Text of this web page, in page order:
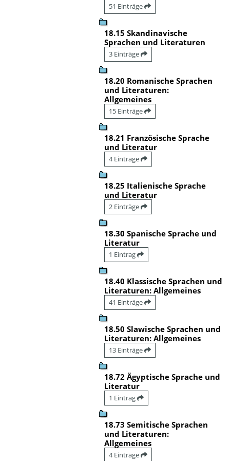
51 Einträge
18.15 Skandinavische
Sprachen und Literaturen
3 Einträge
18.20 Romanische Sprachen
und Literaturen:
Allgemeines
15 Einträge
18.21 Französische Sprache
und Literatur
4 Einträge
18.25 Italienische Sprache
und Literatur
2 Einträge
18.30 Spanische Sprache und
Literatur
1 Eintrag
18.40 Klassische Sprachen und
Literaturen: Allgemeines
41 Einträge
18.50 Slawische Sprachen und
Literaturen: Allgemeines
13 Einträge
18.72 Ägyptische Sprache und
Literatur
1 Eintrag
18.73 Semitische Sprachen
und Literaturen:
Allgemeines
4 Einträge